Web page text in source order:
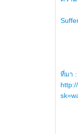
ที่มา :